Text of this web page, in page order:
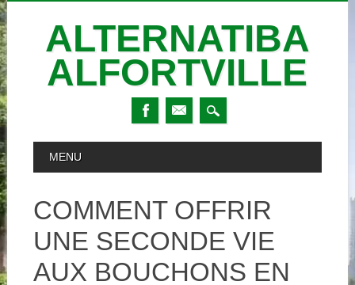
ALTERNATIBA
ALFORTVILLE
MAIN MENU
MENU
COMMENT OFFRIR
UNE SECONDE VIE
AUX BOUCHONS EN